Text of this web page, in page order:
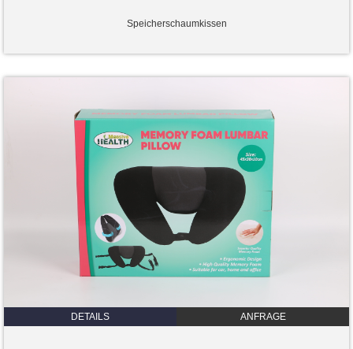
Speicherschaumkissen
DETAILS ANFRAGE